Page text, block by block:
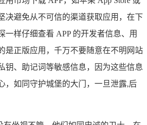
决避免从不可信的渠道获取应用，在下
一样仔细查看 APP 的开发者信息、用
是正版应用，千万不要随意在不明网站
钥、助记词等敏感信息，因为这些信息
，如同守护城堡的大门，一旦泄露,后